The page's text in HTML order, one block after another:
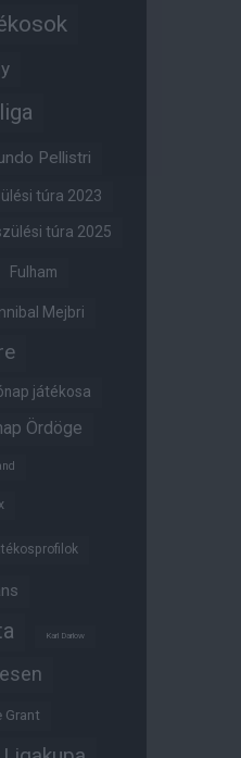
Pellistri
túra 2023
túra 2025
Fulham
Mejbri
játékosa
Ördöge
Karl Darlow
Grant